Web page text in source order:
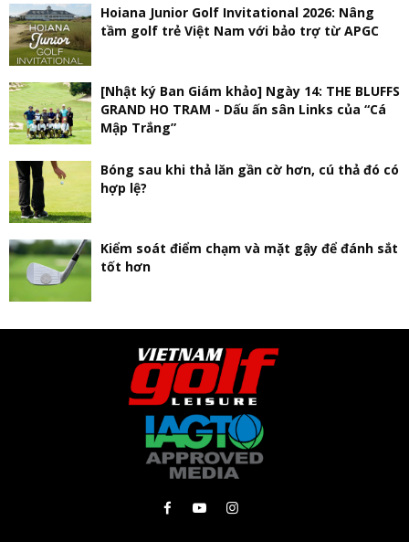
Hoiana Junior Golf Invitational 2026: Nâng
tầm golf trẻ Việt Nam với bảo trợ từ APGC
[Nhật ký Ban Giám khảo] Ngày 14: THE BLUFFS
GRAND HO TRAM - Dấu ấn sân Links của “Cá
Mập Trắng”
Bóng sau khi thả lăn gần cờ hơn, cú thả đó có
hợp lệ?
Kiểm soát điểm chạm và mặt gậy để đánh sắt
tốt hơn